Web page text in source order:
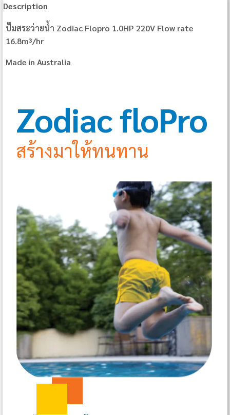
Description
ปั๊มสระว่ายน้ำ Zodiac Flopro 1.0HP 220V Flow rate
16.8m³/hr
Made in Australia
Zodiac floPro
สร้างมาให้ทนทาน